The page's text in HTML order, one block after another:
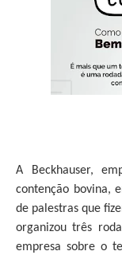
A Beckhauser,
contenção bovina,
de palestras que
organizou três
empresa sobre o